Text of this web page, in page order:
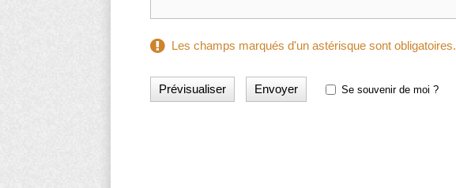
Les champs marqués d'un astérisque sont obligatoires.
Se souvenir de moi ?